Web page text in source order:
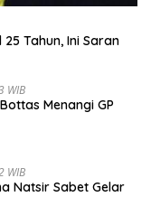
Tahun, Ini Saran
WIB
Menangi GP
WIB
Natsir Sabet Gelar